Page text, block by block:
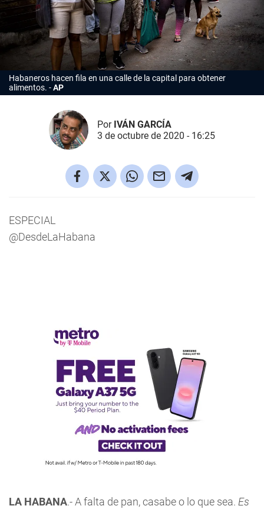
Habaneros hacen fila en una calle de la capital para obtener
alimentos.
AP
Por IVÁN GARCÍA
3 de octubre de 2020 - 16:25
ESPECIAL
@DesdeLaHabana
LA HABANA.- A falta de pan, casabe o lo que sea. Es